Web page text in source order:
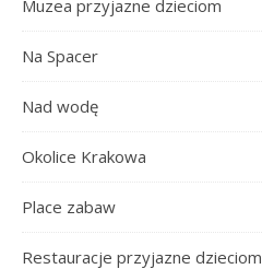
Muzea przyjazne dzieciom
Na Spacer
Nad wodę
Okolice Krakowa
Place zabaw
Restauracje przyjazne dzieciom